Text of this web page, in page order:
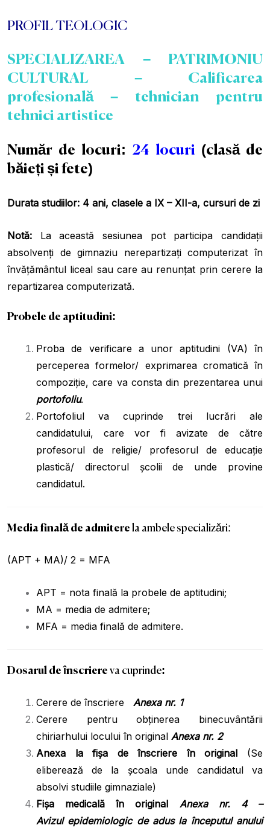
PROFIL TEOLOGIC
SPECIALIZAREA – PATRIMONIU
CULTURAL – Calificarea
profesională – tehnician pentru
tehnici artistice
Număr de locuri: 24 locuri (clasă de
băieți și fete)
Durata studiilor: 4 ani, clasele a IX – XII-a, cursuri de zi
Notă: La această sesiunea pot participa candidații
absolvenți de gimnaziu nerepartizați computerizat în
învățământul liceal sau care au renunțat prin cerere la
repartizarea computerizată.
Probele de aptitudini:
Proba de verificare a unor aptitudini (VA) în
perceperea formelor/ exprimarea cromatică în
compoziție, care va consta din prezentarea unui
portofoliu.
Portofoliul va cuprinde trei lucrări ale
candidatului, care vor fi avizate de către
profesorul de religie/ profesorul de educație
plastică/ directorul școlii de unde provine
candidatul.
Media finală de admitere la ambele specializări:
(APT + MA)/ 2 = MFA
APT = nota finală la probele de aptitudini;
MA = media de admitere;
MFA = media finală de admitere.
Dosarul de înscriere va cuprinde:
Cerere de înscriere Anexa nr. 1
Cerere pentru obținerea binecuvântării
chiriarhului locului în original Anexa nr. 2
Anexa la fișa de înscriere în original (Se
eliberează de la școala unde candidatul va
absolvi studiile gimnaziale)
Fişa medicală în original Anexa nr. 4 –
Avizul epidemiologic de adus la începutul anului